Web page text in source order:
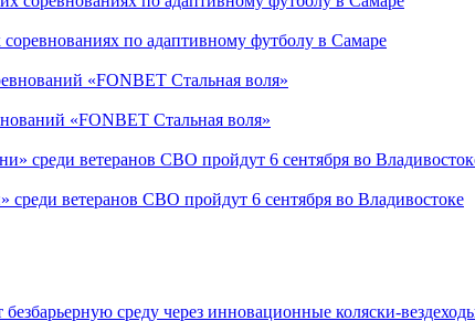
по адаптивному футболу в Самаре
«FONBET Стальная воля»
ветеранов СВО пройдут 6 сентября во Владивостоке